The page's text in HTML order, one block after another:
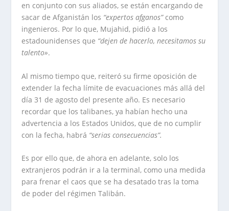
en conjunto con sus aliados, se están encargando de
sacar de Afganistán los “expertos afganos”como
ingenieros. Por lo que, Mujahid, pidió a los
estadounidenses que “dejen de hacerlo, necesitamos su
talento».
Al mismo tiempo que, reiteró su firme oposición de
extender la fecha límite de evacuaciones más allá del
día 31 de agosto del presente año. Es necesario
recordar que los talibanes, ya habían hecho una
advertencia a los Estados Unidos, que de no cumplir
con la fecha, habrá “serias consecuencias”.
Es por ello que, de ahora en adelante, solo los
extranjeros podrán ir a la terminal, como una medida
para frenar el caos que se ha desatado tras la toma
de poder del régimen Talibán.